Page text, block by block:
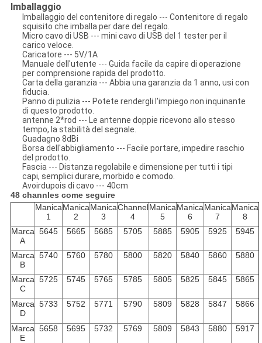
Imballaggio
Imballaggio del contenitore di regalo --- Contenitore di regalo
squisito che imballa per dare del regalo.
Micro cavo di USB --- mini cavo di USB del 1 tester per il
carico veloce.
Caricatore --- 5V/1A
Manuale dell'utente --- Guida facile da capire di operazione
per comprensione rapida del prodotto.
Carta della garanzia --- Abbia una garanzia da 1 anno, usi con
fiducia.
Panno di pulizia --- Potete rendergli l'impiego non inquinante
di questo prodotto.
antenne 2*rod --- Le antenne doppie ricevono allo stesso
tempo, la stabilità del segnale.
Guadagno 8dBi
Borsa dell'abbigliamento --- Facile portare, impedire raschio
del prodotto.
Fascia --- Distanza regolabile e dimensione per tutti i tipi
capi, semplici durare, morbido e comodo.
Avoirdupois di cavo --- 40cm
48 channles come seguire
Manica
1
Manica
2
Manica
3
Channel
4
Manica
5
Manica
6
Manica
7
Manica
8
Marca
A
5645 5665 5685 5705 5885 5905 5925 5945
Marca
B
5740 5760 5780 5800 5820 5840 5860 5880
Marca
C
5725 5745 5765 5785 5805 5825 5845 5865
Marca
D
5733 5752 5771 5790 5809 5828 5847 5866
Marca
E
5658 5695 5732 5769 5809 5843 5880 5917